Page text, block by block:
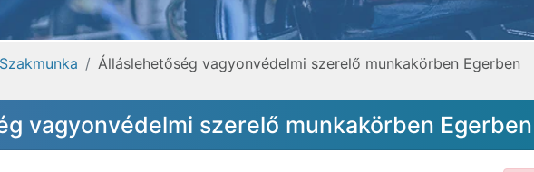
Szakmunka Álláslehetőség vagyonvédelmi szerelő munkakörben Egerben
vagyonvédelmi szerelő munkakörben Egerben